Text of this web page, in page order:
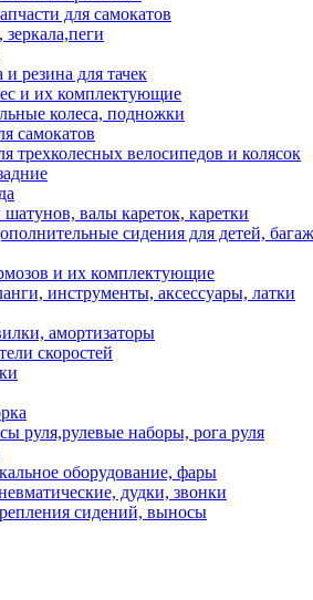
для самокатов
и резина для тачек
и их комплектующие
колеса, подножки
самокатов
трехколесных велосипедов и колясок
валы кареток, каретки
сидения для детей,
и их комплектующие
инструменты, аксессуары, латки
амортизаторы
скоростей
руля,рулевые наборы, рога руля
оборудование, фары
дудки, звонки
сидений, выносы